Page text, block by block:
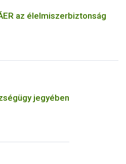
az élelmiszerbiztonság
jegyében